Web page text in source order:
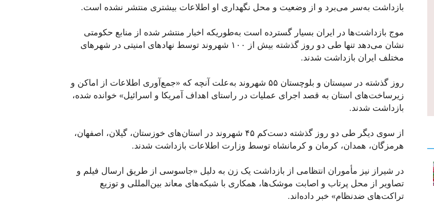
بازداشت به‌سر می‌برد و از وضعیت و محل نگهداری او اطلاعات بیشتری منتشر نشده است.
موج بازداشت‌ها در ایران بسیار گسترده است به‌طوریکه اخبار منتشر شده از منابع حکومتی
نشان می‌دهد تنها طی دو روز گذشته بیش از ۱۰۰ شهروند توسط نهادهای امنیتی در شهرهای
مختلف ایران بازداشت شدند.
‎روز گذشته در سیستان و بلوچستان ۵۵ شهروند به‌علت آنچه که «جمع‌آوری اطلاعات از اماکن و
زیرساخت‌های استان به قصد اجرای عملیات در راستای اهداف آمریکا و اسرائیل» خوانده شده،
بازداشت شدند.
از سوی دیگر طی دو روز گذشته دست‌کم ۴۵ شهروند در استان‌های خوزستان، گیلان، اصفهان،
هرمزگان، همدان، کرمان و کرمانشاه توسط وزارت اطلاعات بازداشت شدند.
‎در شیراز نیز مأموران انتظامی از بازداشت یک زن به دلیل «جاسوسی از طریق ارسال فیلم و
تصاویر از محل پرتاب و اصابت موشک‌ها، همکاری با شبکه‌های معاند بین‌المللی و توزیع
تراکت‌های ضدنظام» خبر داده‌اند.